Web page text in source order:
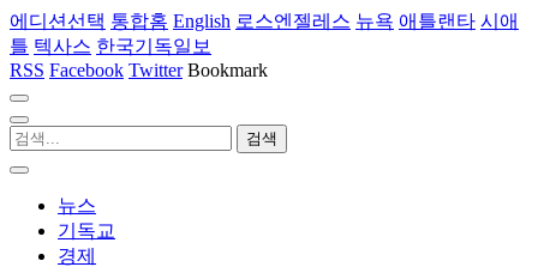
에디션선택 통합홈 English 로스엔젤레스 뉴욕 애틀랜타 시애
틀 텍사스 한국기독일보
RSS Facebook Twitter Bookmark
뉴스
기독교
경제